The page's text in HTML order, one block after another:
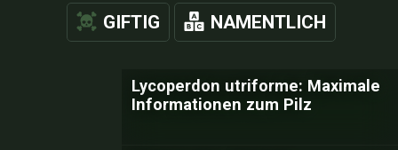
GIFTIG NAMENTLICH
Lycoperdon utriforme: Maximale
Informationen zum Pilz